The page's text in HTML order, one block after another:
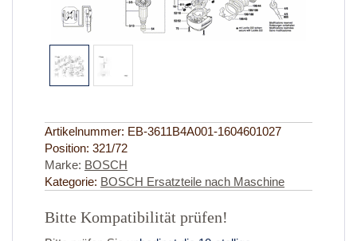
Artikelnummer: EB-3611B4A001-1604601027
Position: 321/72
Marke: BOSCH
Kategorie: BOSCH Ersatzteile nach Maschine
Bitte Kompatibilität prüfen!